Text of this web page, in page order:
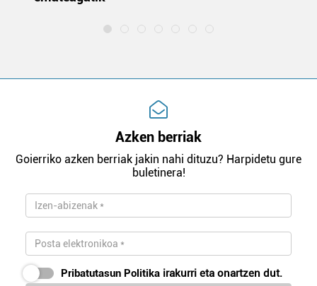
Azken berriak
Goierriko azken berriak jakin nahi dituzu? Harpidetu gure
buletinera!
Pribatutasun Politika irakurri eta onartzen dut.